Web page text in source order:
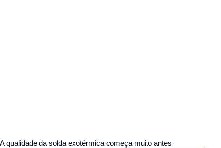
A qualidade da solda exotérmica começa muito antes